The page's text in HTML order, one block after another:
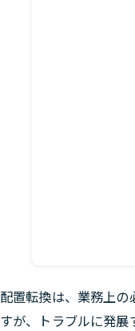
配置転換は、業務上
すが、トラブルに発展